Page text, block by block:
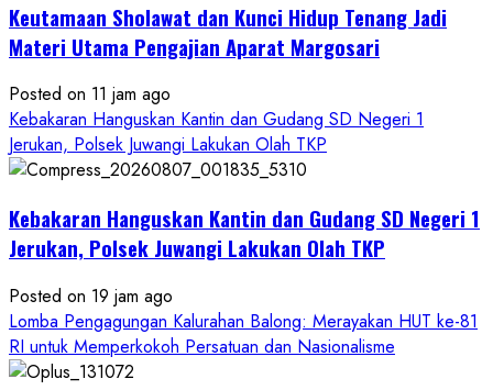
Keutamaan Sholawat dan Kunci Hidup Tenang Jadi
Materi Utama Pengajian Aparat Margosari
Posted on 11 jam ago
Kebakaran Hanguskan Kantin dan Gudang SD Negeri 1
Jerukan, Polsek Juwangi Lakukan Olah TKP
Kebakaran Hanguskan Kantin dan Gudang SD Negeri 1
Jerukan, Polsek Juwangi Lakukan Olah TKP
Posted on 19 jam ago
Lomba Pengagungan Kalurahan Balong: Merayakan HUT ke-81
RI untuk Memperkokoh Persatuan dan Nasionalisme